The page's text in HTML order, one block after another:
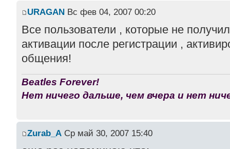
URAGAN Вс фев 04, 2007 00:20
Все пользователи , которые не
активации после регистрации ,
общения!
Beatles Forever!
Нет ничего дальше, чем вчера и нет
Zurab_A Ср май 30, 2007 15:40